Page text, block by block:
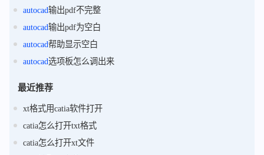
autocad输出pdf不完整
autocad输出pdf为空白
autocad帮助显示空白
autocad选项板怎么调出来
最近推荐
xt格式用catia软件打开
catia怎么打开txt格式
catia怎么打开xt文件